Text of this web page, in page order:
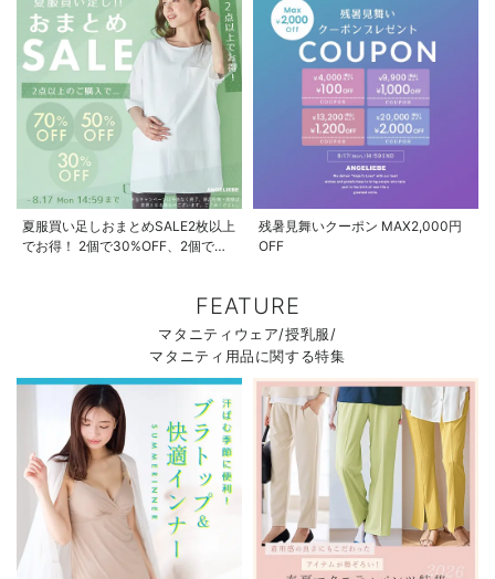
夏服買い足しおまとめSALE2枚以上
でお得！ 2個で30%OFF、2個で
残暑見舞いクーポン MAX2,000円
OFF
FEATURE
マタニティウェア/授乳服/
マタニティ用品に関する特集